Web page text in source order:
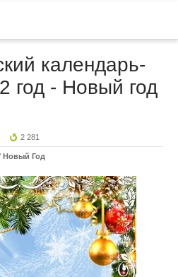
календарь-
год - Новый год
2 281
Новый Год